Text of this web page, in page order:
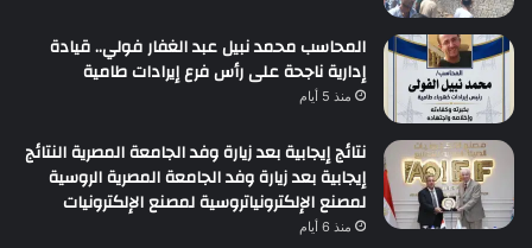
المحاسب محمد نبيل عبد الغفار فولي.. قيادة
إدارية ناجحة على رأس فرع إيرادات طامية
منذ 5 أيام
نتائج إيجابية بعد زيارة وفد الجامعة المصرية النتائج
إيجابية بعد زيارة وفد الجامعة المصرية الروسية
لمصنع الإلكترونياتروسية لمصنع الإلكترونيات
منذ 6 أيام